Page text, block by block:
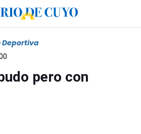
Deportiva
pero con